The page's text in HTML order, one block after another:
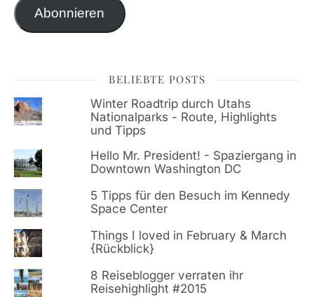
Abonnieren
BELIEBTE POSTS
Winter Roadtrip durch Utahs
Nationalparks - Route, Highlights
und Tipps
Hello Mr. President! - Spaziergang in
Downtown Washington DC
5 Tipps für den Besuch im Kennedy
Space Center
Things I loved in February & March
{Rückblick}
8 Reiseblogger verraten ihr
Reisehighlight #2015